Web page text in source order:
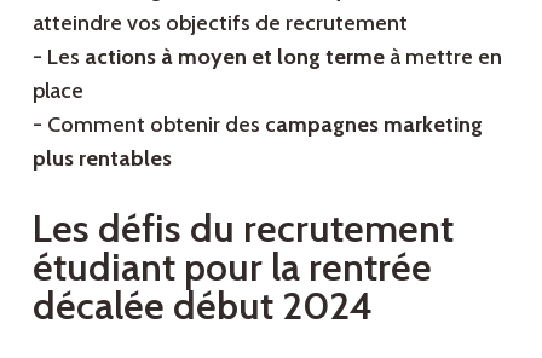
atteindre vos objectifs de recrutement
- Les actions à moyen et long termeà mettre en
place
- Comment obtenir des campagnes marketing
plus rentables
Les défis du recrutement
étudiant pour la rentrée
décalée début 2024